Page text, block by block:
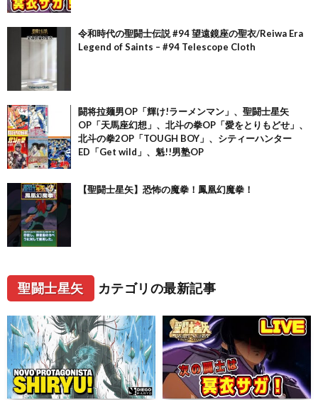
令和時代の聖闘士伝説 #94 望遠鏡座の聖衣/Reiwa Era
Legend of Saints – #94 Telescope Cloth
闘将拉麺男OP「輝け!ラーメンマン」、聖闘士星矢
OP「天馬座幻想」、北斗の拳OP「愛をとりもどせ」、
北斗の拳2OP「TOUGH BOY」、シティーハンター
ED「Get wild」、魁!!男塾OP
【聖闘士星矢】恐怖の魔拳！鳳凰幻魔拳！
聖闘士星矢 カテゴリの最新記事